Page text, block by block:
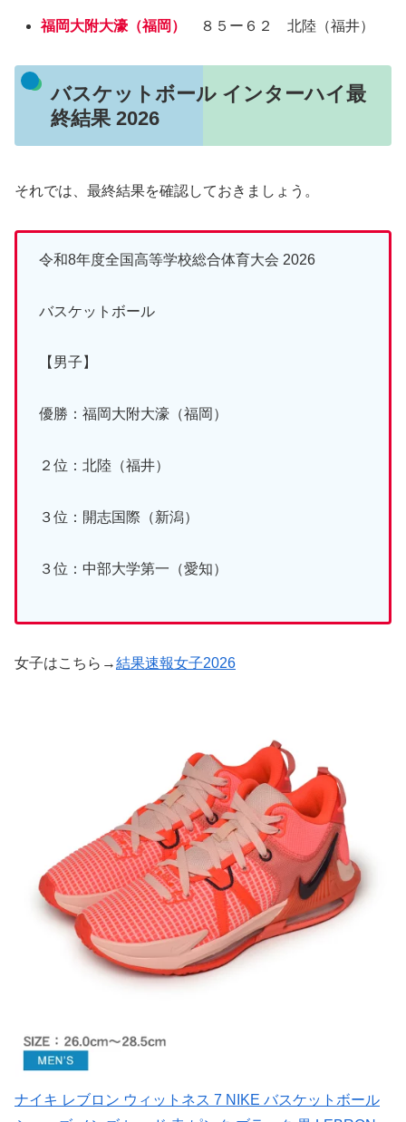
福岡大附大濠（福岡） ８５ー６２ 北陸（福井）
バスケットボール インターハイ最
終結果 2026
それでは、最終結果を確認しておきましょう。
令和8年度全国高等学校総合体育大会 2026
バスケットボール
【男子】
優勝：福岡大附大濠（福岡）
２位：北陸（福井）
３位：開志国際（新潟）
３位：中部大学第一（愛知）
女子はこちら→結果速報女子2026
ナイキ レブロン ウィットネス 7 NIKE バスケットボール